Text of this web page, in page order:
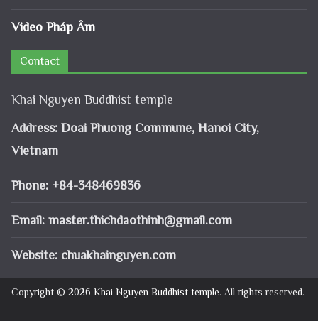
Video Pháp Âm
Contact
Khai Nguyen Buddhist temple
Address: Doai Phuong Commune, Hanoi City,
Vietnam
Phone: +84-348469836
Email: master.thichdaothinh@gmail.com
Website: chuakhainguyen.com
Copyright © 2026 Khai Nguyen Buddhist temple. All rights reserved.